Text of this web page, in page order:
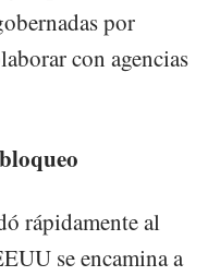
por
con agencias
rápidamente al
se encamina a